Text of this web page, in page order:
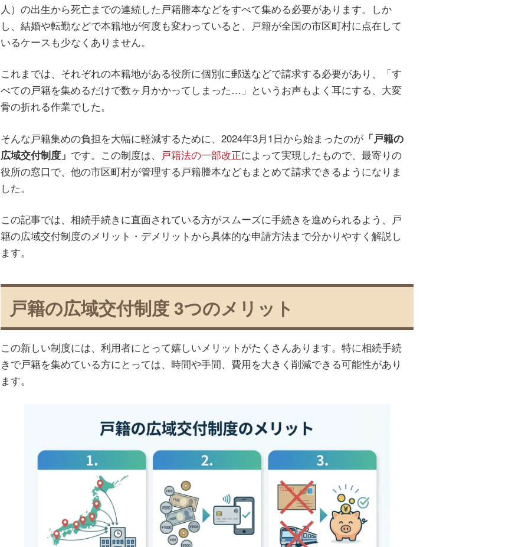
人）の出生から死亡までの連続した戸籍謄本などをすべて集める必要があります。しか
し、結婚や転勤などで本籍地が何度も変わっていると、戸籍が全国の市区町村に点在して
いるケースも少なくありません。
これまでは、それぞれの本籍地がある役所に個別に郵送などで請求する必要があり、「す
べての戸籍を集めるだけで数ヶ月かかってしまった…」というお声もよく耳にする、大変
骨の折れる作業でした。
そんな戸籍集めの負担を大幅に軽減するために、2024年3月1日から始まったのが 「戸籍の
広域交付制度」 です。この制度は、 戸籍法の一部改正によって実現したもので、最寄りの
役所の窓口で、他の市区町村が管理する戸籍謄本などもまとめて請求できるようになりま
した。
この記事では、相続手続きに直面されている方がスムーズに手続きを進められるよう、戸
籍の広域交付制度のメリット・デメリットから具体的な申請方法まで分かりやすく解説し
ます。
戸籍の広域交付制度 3つのメリット
この新しい制度には、利用者にとって嬉しいメリットがたくさんあります。特に相続手続
きで戸籍を集めている方にとっては、時間や手間、費用を大きく削減できる可能性があり
ます。